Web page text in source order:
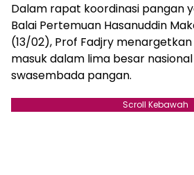
Dalam rapat koordinasi pangan
Balai Pertemuan Hasanuddin
(13/02), Prof Fadjry
masuk dalam lima besar
swasembada pangan.
Scroll Kebawah